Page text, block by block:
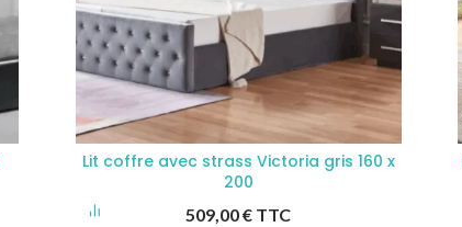
Lit coffre avec strass Victoria gris 160 x
200
509,00€ TTC